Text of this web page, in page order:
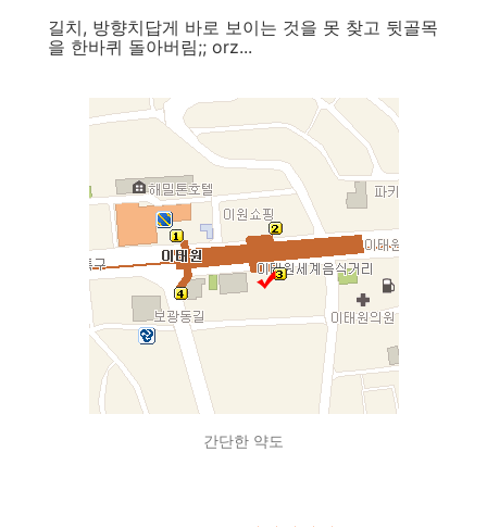
길치, 방향치답게 바로 보이는 것을 못 찾고 뒷골목
을 한바퀴 돌아버림;; orz...
간단한 약도